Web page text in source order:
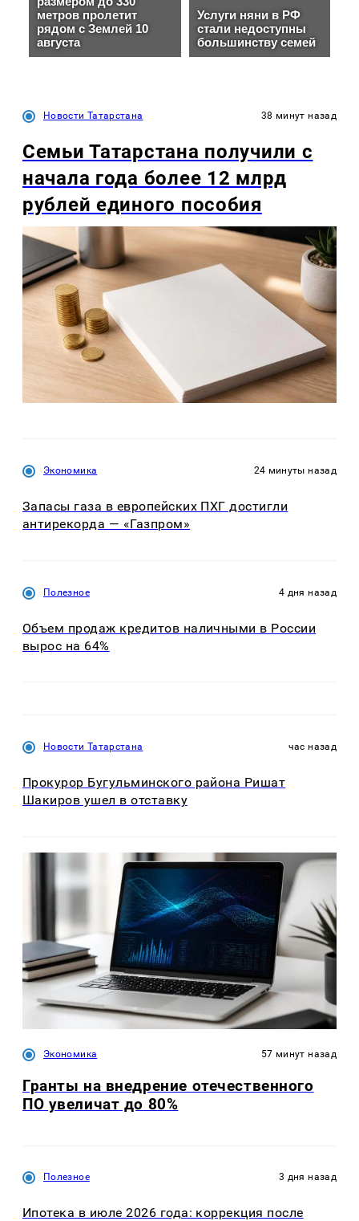
Новости Татарстана 38 минут назад
Семьи Татарстана получили с
начала года более 12 млрд
рублей единого пособия
Экономика 24 минуты назад
Запасы газа в европейских ПХГ достигли
антирекорда — «Газпром»
Полезное 4 дня назад
Объем продаж кредитов наличными в России
вырос на 64%
Новости Татарстана час назад
Прокурор Бугульминского района Ришат
Шакиров ушел в отставку
Экономика 57 минут назад
Гранты на внедрение отечественного
ПО увеличат до 80%
Полезное 3 дня назад
Ипотека в июле 2026 года: коррекция после